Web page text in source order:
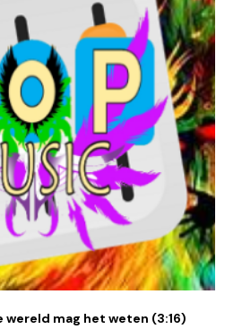
wereld mag het weten (3:16)